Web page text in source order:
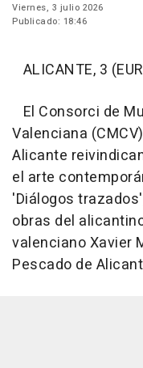
Viernes, 3 julio 2026
Publicado: 18:46
ALICANTE, 3
El Consorci de
Valenciana
Alicante
el arte
'Diálogos
obras del
valenciano Xavier
Pescado de